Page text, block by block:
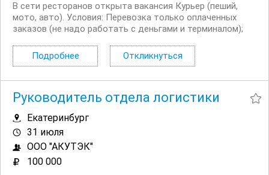
В сети ресторанов открыта вакансия Курьер (пеший,
мото, авто). Условия: Перевозка только оплаченных
заказов (не надо работать с деньгами и терминалом);
время до 03:00; Выходные плавающие при любом
графике; Доход...
Подробнее Откликнуться
Руководитель отдела логистики
Екатеринбург
31 июля
ООО "АКУТЭК"
100 000